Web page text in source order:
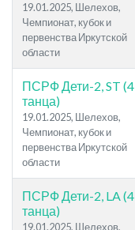
19.01.2025, Шелехов,
Чемпионат, кубок и
первенства Иркутской
области
ПСРФ Дети-2, ST (4
танца)
19.01.2025, Шелехов,
Чемпионат, кубок и
первенства Иркутской
области
ПСРФ Дети-2, LA (4
танца)
19.01.2025, Шелехов,